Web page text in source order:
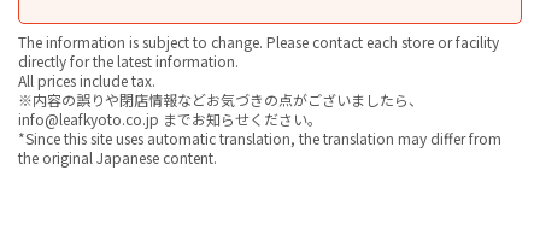
The information is subject to change. Please contact each store or facility
directly for the latest information.
All prices include tax.
※内容の誤りや閉店情報などお気づきの点がございましたら、
info@leafkyoto.co.jp までお知らせください。
*Since this site uses automatic translation, the translation may differ from
the original Japanese content.